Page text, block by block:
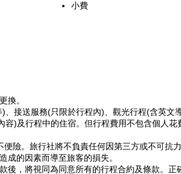
小費
換。
接送服務(只限於行程內)、觀光行程(含英文
)及行程中的住宿。但行程費用不包含個人
險。旅行社將不負責任何因第三方或不可抗
成的因素而導至旅客的損失。
後，將視同為同意所有的行程合約及條款。